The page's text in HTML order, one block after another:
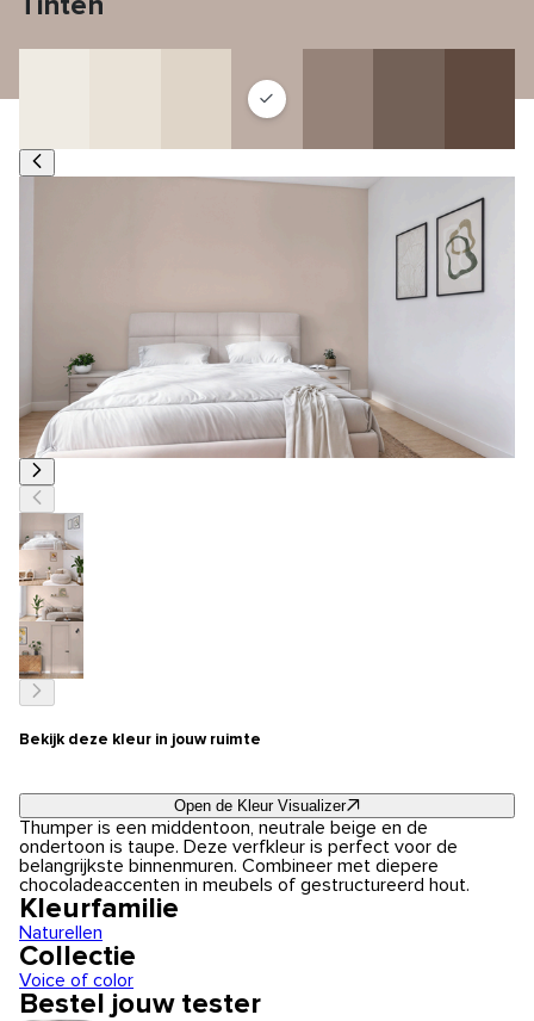
Tinten
Bekijk deze kleur in jouw ruimte
Open de Kleur Visualizer
Thumper is een middentoon, neutrale beige en de
ondertoon is taupe. Deze verfkleur is perfect voor de
belangrijkste binnenmuren. Combineer met diepere
chocoladeaccenten in meubels of gestructureerd hout.
Kleurfamilie
Naturellen
Collectie
Voice of color
Bestel jouw tester